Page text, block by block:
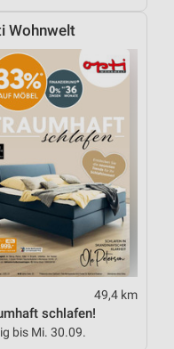
Wohnwelt
49,4 km
schlafen!
bis Mi. 30.09.